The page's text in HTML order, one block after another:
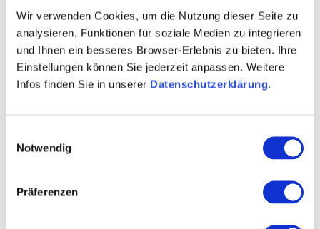
Wir verwenden Cookies, um die Nutzung dieser Seite zu
analysieren, Funktionen für soziale Medien zu integrieren
und Ihnen ein besseres Browser-Erlebnis zu bieten. Ihre
Einstellungen können Sie jederzeit anpassen. Weitere
Infos finden Sie in unserer Datenschutzerklärung.
Notwendig
Präferenzen
Öffnungszeiten Kontakt